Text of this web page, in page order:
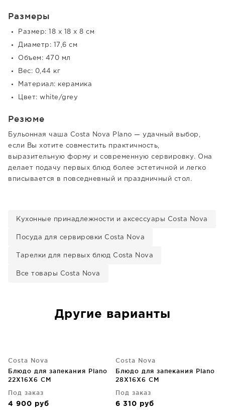
Размеры
Размер: 18 x 18 x 8 см
Диаметр: 17,6 см
Объем: 470 мл
Вес: 0,44 кг
Материал: керамика
Цвет: white/grey
Резюме
Бульонная чаша Costa Nova Plano — удачный выбор,
если Вы хотите совместить практичность,
выразительную форму и современную сервировку. Она
делает подачу первых блюд более эстетичной и легко
вписывается в повседневный и праздничный стол.
Кухонные принадлежности и аксессуары Costa Nova
Посуда для сервировки Costa Nova
Тарелки для первых блюд Costa Nova
Все товары Costa Nova
Другие варианты
Costa Nova
Блюдо для запекания Plano
22X16X6 CM
Под заказ
4 900 руб
Costa Nova
Блюдо для запекания Plano
28X16X6 CM
Под заказ
6 310 руб